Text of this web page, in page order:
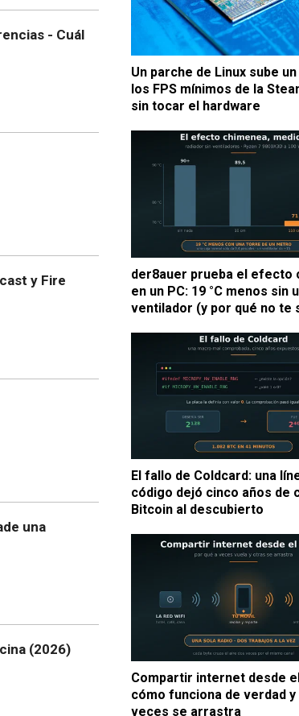
Un parche de Linux sube un
los FPS mínimos de la
sin tocar el hardware
der8auer prueba el efecto
en un PC: 19 °C menos sin
ventilador (y por qué no te
El fallo de Coldcard: una
código dejó cinco años de
Bitcoin al descubierto
Compartir internet desde
cómo funciona de verdad y
veces se arrastra
- Cuál
y Fire
una
(2026)